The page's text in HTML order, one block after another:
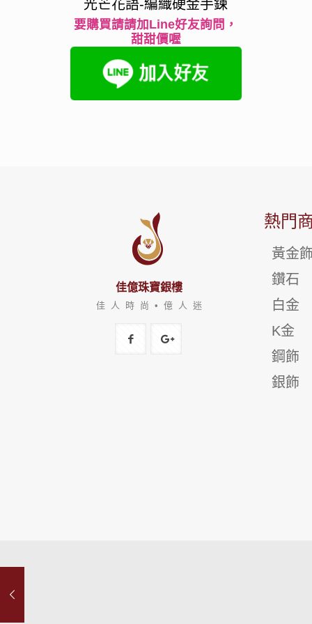
光芒花語-編織硬金手鍊
要購買請請加Line好友詢問，
甜甜價喔
佳億珠寶銀樓
佳 人 時 尚 • 億 人 迷
熱門
黃金
鑽石
白金
K金
鋼飾
銀飾